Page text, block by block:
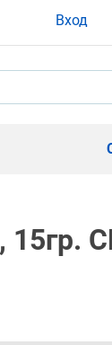
Вход